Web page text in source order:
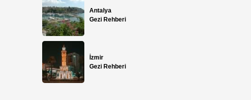
Antalya
Gezi Rehberi
İzmir
Gezi Rehberi